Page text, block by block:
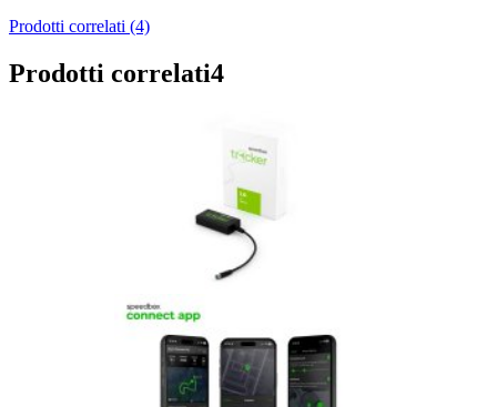
Prodotti correlati (4)
Prodotti correlati4